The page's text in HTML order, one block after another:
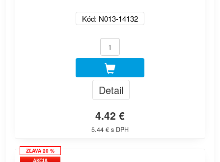
Kód: N013-14132
Detail
4.42 €
5.44 € s DPH
ZĽAVA 20 %